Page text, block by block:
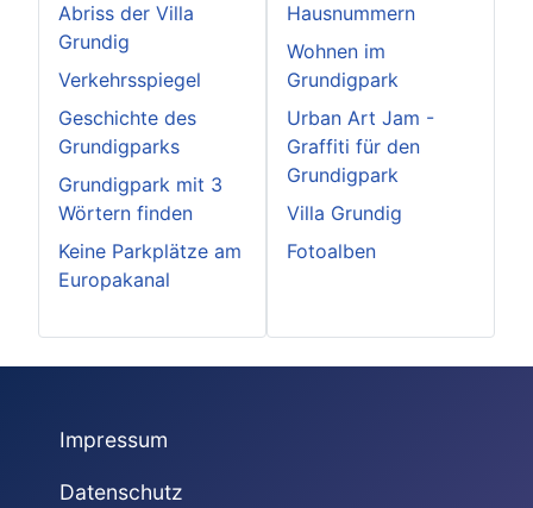
Abriss der Villa
Grundig
Verkehrsspiegel
Geschichte des
Grundigparks
Grundigpark mit 3
Wörtern finden
Keine Parkplätze am
Europakanal
Hausnummern
Wohnen im
Grundigpark
Urban Art Jam -
Graffiti für den
Grundigpark
Villa Grundig
Fotoalben
Impressum
Datenschutz